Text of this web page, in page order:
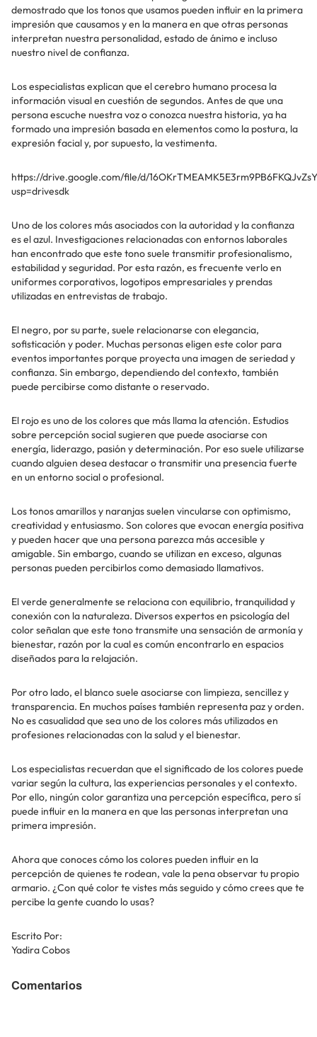
demostrado que los tonos que usamos pueden influir en la primera
impresión que causamos y en la manera en que otras personas
interpretan nuestra personalidad, estado de ánimo e incluso
nuestro nivel de confianza.
Los especialistas explican que el cerebro humano procesa la
información visual en cuestión de segundos. Antes de que una
persona escuche nuestra voz o conozca nuestra historia, ya ha
formado una impresión basada en elementos como la postura, la
expresión facial y, por supuesto, la vestimenta.
https://drive.google.com/file/d/
usp=drivesdk
Uno de los colores más asociados con la autoridad y la confianza
es el azul. Investigaciones relacionadas con entornos laborales
han encontrado que este tono suele transmitir profesionalismo,
estabilidad y seguridad. Por esta razón, es frecuente verlo en
uniformes corporativos, logotipos empresariales y prendas
utilizadas en entrevistas de trabajo.
El negro, por su parte, suele relacionarse con elegancia,
sofisticación y poder. Muchas personas eligen este color para
eventos importantes porque proyecta una imagen de seriedad y
confianza. Sin embargo, dependiendo del contexto, también
puede percibirse como distante o reservado.
El rojo es uno de los colores que más llama la atención. Estudios
sobre percepción social sugieren que puede asociarse con
energía, liderazgo, pasión y determinación. Por eso suele utilizarse
cuando alguien desea destacar o transmitir una presencia fuerte
en un entorno social o profesional.
Los tonos amarillos y naranjas suelen vincularse con optimismo,
creatividad y entusiasmo. Son colores que evocan energía positiva
y pueden hacer que una persona parezca más accesible y
amigable. Sin embargo, cuando se utilizan en exceso, algunas
personas pueden percibirlos como demasiado llamativos.
El verde generalmente se relaciona con equilibrio, tranquilidad y
conexión con la naturaleza. Diversos expertos en psicología del
color señalan que este tono transmite una sensación de armonía y
bienestar, razón por la cual es común encontrarlo en espacios
diseñados para la relajación.
Por otro lado, el blanco suele asociarse con limpieza, sencillez y
transparencia. En muchos países también representa paz y orden.
No es casualidad que sea uno de los colores más utilizados en
profesiones relacionadas con la salud y el bienestar.
Los especialistas recuerdan que el significado de los colores puede
variar según la cultura, las experiencias personales y el contexto.
Por ello, ningún color garantiza una percepción específica, pero sí
puede influir en la manera en que las personas interpretan una
primera impresión.
Ahora que conoces cómo los colores pueden influir en la
percepción de quienes te rodean, vale la pena observar tu propio
armario. ¿Con qué color te vistes más seguido y cómo crees que te
percibe la gente cuando lo usas?
Escrito Por:
Yadira Cobos
Comentarios